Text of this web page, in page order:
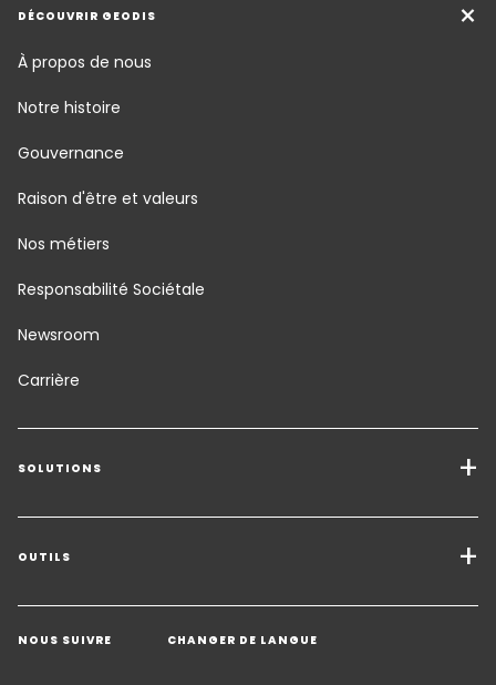
DÉCOUVRIR GEODIS
À propos de nous
Notre histoire
Gouvernance
Raison d'être et valeurs
Nos métiers
Responsabilité Sociétale
Newsroom
Carrière
SOLUTIONS
Transport Services
Solutions de Fret
Entreposage - Logistique à valeur ajoutée
Secteurs d'activité
OUTILS
Demander un devis
Contacter un expert
NOUS SUIVRE CHANGER DE LANGUE